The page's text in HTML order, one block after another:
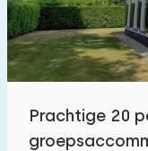
Prachtige 20